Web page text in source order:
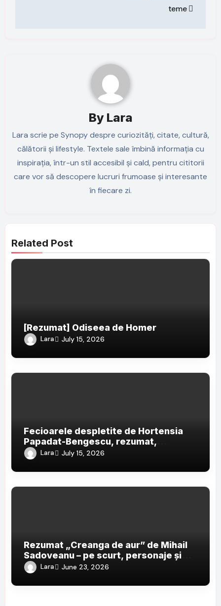
teme
By Lara
Lara scrie pe Synopy despre curiozități, citate, cultură,
călătorii și lifestyle. Textele sale îmbină informația cu
inspirația, într-un stil accesibil și cald, pentru cititorii
care vor să descopere lucruri frumoase și interesante
în fiecare zi.
Related Post
[Rezumat] Odiseea de Homer
Lara July 15, 2026
Fecioarele despletite de Hortensia
Papadat-Bengescu, rezumat,
personaje și teme
Lara July 15, 2026
Rezumat „Creanga de aur” de Mihail
Sadoveanu – pe scurt, personaje și
temeLara June 23, 2026